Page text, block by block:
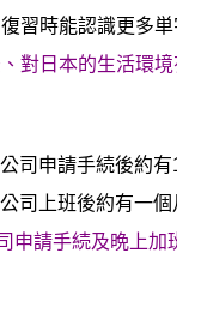
習時能認識更多単字
對日本的生活環境
司申請手続後約有16
司上班後約有一個月
申請手続及晩上加班